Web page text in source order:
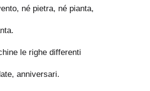
né pietra, né pianta,
le righe differenti
anniversari.